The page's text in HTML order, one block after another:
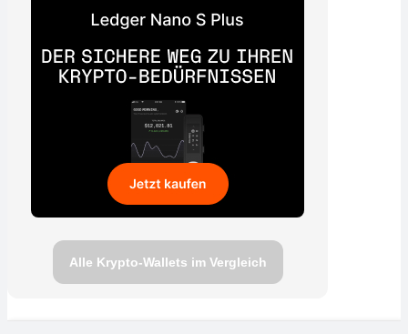
Alle Krypto-Wallets im Vergleich